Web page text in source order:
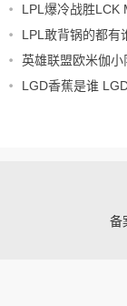
LPL爆冷战胜LCK
LPL敢背锅的都有
英雄联盟欧米伽
LGD香蕉是谁
备